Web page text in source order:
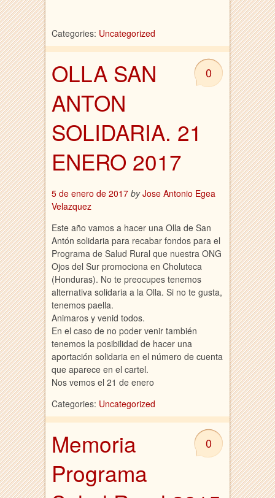
Categories: Uncategorized
0
OLLA SAN
ANTON
SOLIDARIA. 21
ENERO 2017
5 de enero de 2017 by Jose Antonio Egea
Velazquez
Este año vamos a hacer una Olla de San
Antón solidaria para recabar fondos para el
Programa de Salud Rural que nuestra ONG
Ojos del Sur promociona en Choluteca
(Honduras). No te preocupes tenemos
alternativa solidaria a la Olla. Si no te gusta,
tenemos paella.
Animaros y venid todos.
En el caso de no poder venir también
tenemos la posibilidad de hacer una
aportación solidaria en el número de cuenta
que aparece en el cartel.
Nos vemos el 21 de enero
Categories: Uncategorized
0
Memoria
Programa